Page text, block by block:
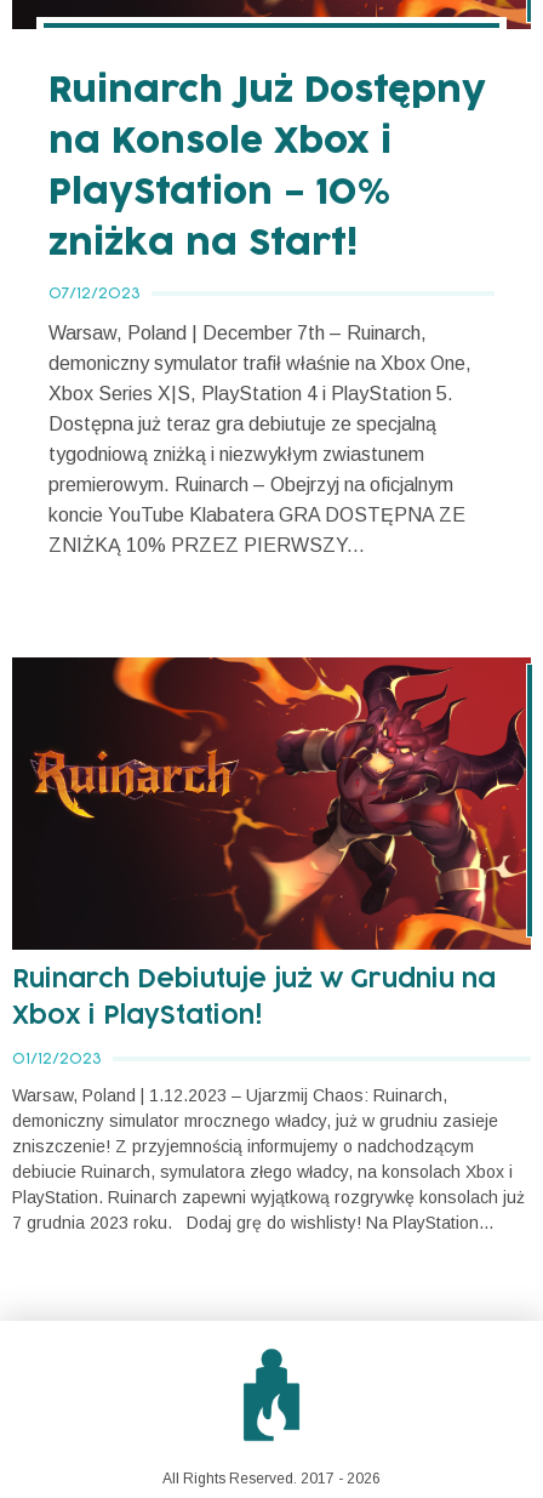
Ruinarch Już Dostępny
na Konsole Xbox i
PlayStation – 10%
zniżka na Start!
07/12/2023
Warsaw, Poland | December 7th – Ruinarch,
demoniczny symulator trafił właśnie na Xbox One,
Xbox Series X|S, PlayStation 4 i PlayStation 5.
Dostępna już teraz gra debiutuje ze specjalną
tygodniową zniżką i niezwykłym zwiastunem
premierowym. Ruinarch – Obejrzyj na oficjalnym
koncie YouTube Klabatera GRA DOSTĘPNA ZE
ZNIŻKĄ 10% PRZEZ PIERWSZY...
Ruinarch Debiutuje już w Grudniu na
Xbox i PlayStation!
01/12/2023
Warsaw, Poland | 1.12.2023 – Ujarzmij Chaos: Ruinarch,
demoniczny simulator mrocznego władcy, już w grudniu zasieje
zniszczenie! Z przyjemnością informujemy o nadchodzącym
debiucie Ruinarch, symulatora złego władcy, na konsolach Xbox i
PlayStation. Ruinarch zapewni wyjątkową rozgrywkę konsolach już
7 grudnia 2023 roku. Dodaj grę do wishlisty! Na PlayStation...
All Rights Reserved. 2017 - 2026